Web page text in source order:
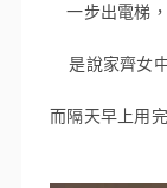
一步出電梯
是說家齊女
而隔天早上用